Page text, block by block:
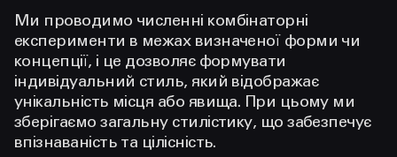
Ми проводимо численні комбінаторні
експерименти в межах визначеної форми чи
концепції, і це дозволяє формувати
індивідуальний стиль, який відображає
унікальність місця або явища. При цьому ми
зберігаємо загальну стилістику, що забезпечує
впізнаваність та цілісність.